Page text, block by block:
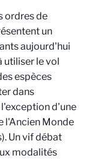
ordres de
un
aujourd'hui
utiliser le vol
espèces
dans
d'une
l'Ancien Monde
Un vif débat
modalités